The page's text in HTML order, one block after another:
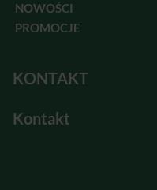
NOWOŚCI
PROMOCJE
KONTAKT
Kontakt